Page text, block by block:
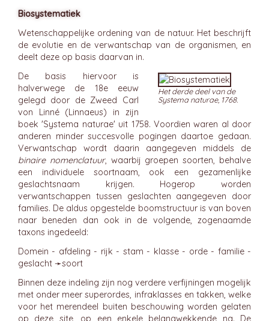
Biosystematiek
Wetenschappelijke ordening van de natuur. Het beschrijft
de evolutie en de verwantschap van de organismen, en
deelt deze op basis daarvan in.
Het derde deel van de
Systema naturae, 1768.
De basis hiervoor is
halverwege de 18e eeuw
gelegd door de Zweed Carl
von Linné (Linnaeus) in zijn
boek 'Systema naturae' uit 1758. Voordien waren al door
anderen minder succesvolle pogingen daartoe gedaan.
Verwantschap wordt daarin aangegeven middels de
binaire nomenclatuur, waarbij groepen soorten, behalve
een individuele soortnaam, ook een gezamenlijke
geslachtsnaam krijgen. Hogerop worden
verwantschappen tussen geslachten aangegeven door
families. De aldus opgestelde boomstructuur is van boven
naar beneden dan ook in de volgende, zogenaamde
taxons ingedeeld:
Domein - afdeling - rijk - stam - klasse - orde - familie -
geslacht ➛soort
Binnen deze indeling zijn nog verdere verfijningen mogelijk
met onder meer superordes, infraklasses en takken, welke
voor het merendeel buiten beschouwing worden gelaten
op deze site, op een enkele belangwekkende na. De